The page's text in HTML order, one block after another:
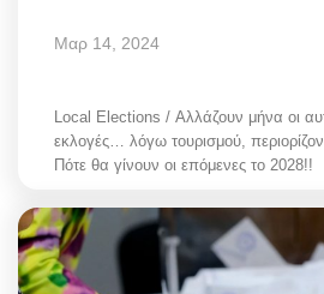
Mykonos Ticker TV
Sustainability
Μαρ 14, 2024
Local Elections / Αλλάζουν μήνα οι
εκλογές… λόγω τουρισμού,
Πότε θα γίνουν οι επόμενες το 2028!!